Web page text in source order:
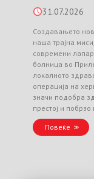
31.07.2026
Создавањето
наша трајна
современи
болница во
локалното
операција на
значи подобра
престој и
Повеќе